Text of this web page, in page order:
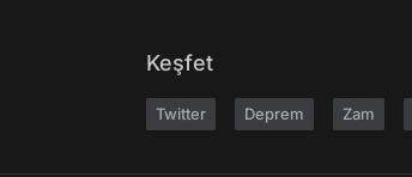
Keşfet
Twitter Deprem Zam